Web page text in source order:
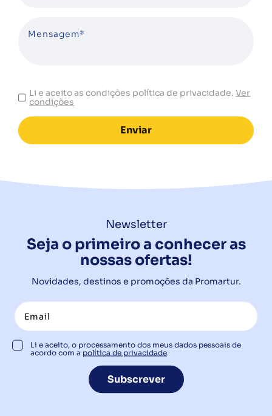
Li e aceito as condições política de privacidade.Ver
condições
Enviar
Newsletter
Seja o primeiro a conhecer as
nossas ofertas!
Novidades, destinos e promoções da Promartur.
Li e aceito, o processamento dos meus dados pessoais de
acordo com a política de privacidade
Subscrever